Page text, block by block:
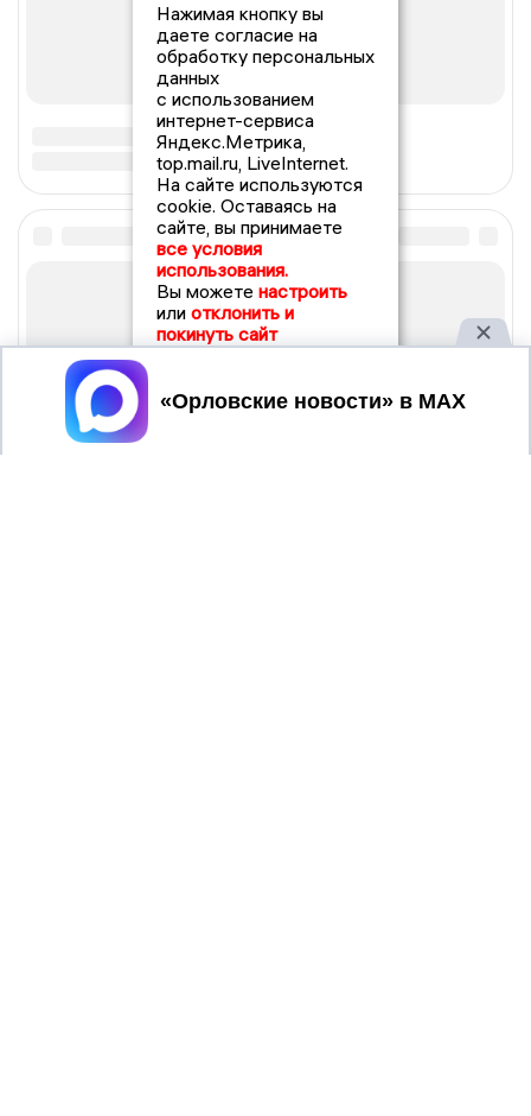
Нажимая кнопку вы
даете согласие на
обработку персональных
данных
с использованием
интернет-сервиса
Яндекс.Метрика,
top.mail.ru, LiveInternet.
На сайте используются
cookie. Оставаясь на
сайте, вы принимаете
все условия
использования.
Вы можете настроить
или отклонить и
покинуть сайт
Принять